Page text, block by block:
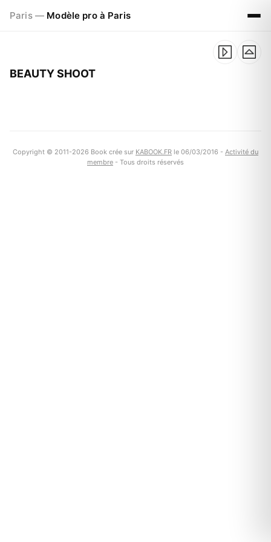
Paris — Modèle pro à Paris
BEAUTY SHOOT
Copyright © 2011-2026 Book crée sur KABOOK.FR le 06/03/2016 - Activité du
membre - Tous droits réservés